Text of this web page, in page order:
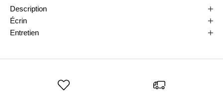
Description
Écrin
Entretien